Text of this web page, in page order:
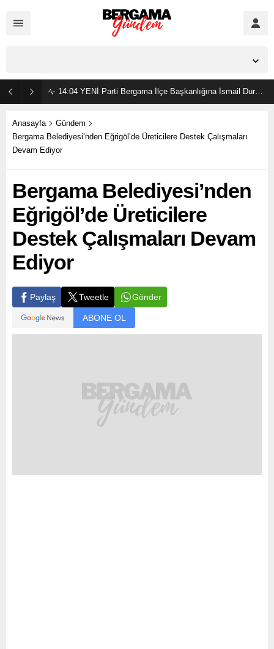
14:04 YENİ Parti Bergama İlçe Başkanlığına İsmail Durmaz görevlendirildi
Anasayfa
Gündem
Bergama Belediyesi’nden Eğrigöl’de Üreticilere Destek Çalışmaları
Devam Ediyor
Bergama Belediyesi’nden
Eğrigöl’de Üreticilere
Destek Çalışmaları Devam
Ediyor
Paylaş Tweetle Gönder
ABONE OL